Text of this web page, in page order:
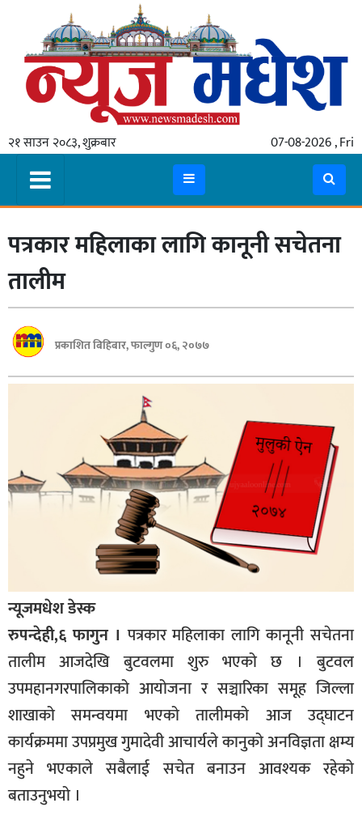
२१ साउन २०८३, शुक्रबार 07-08-2026 , Fri
गृहपृष्ठ
स्थानीय
प्रदेश
मधेश
प्रदेश
लुम्बिनी
गण्डकी
बागमती
मधेश
विशेष
राष्ट्रिय
अन्तराष्ट्रिय
अर्थ
खेलकुद
मनोरञ्जन
फोटो
पत्रकार महिलाका लागि कानूनी सचेतना
तालीम
प्रकाशित बिहिबार, फाल्गुण ०६, २०७७
न्यूजमधेश डेस्क
रुपन्देही,६ फागुन । पत्रकार महिलाका लागि कानूनी सचेतना
तालीम आजदेखि बुटवलमा शुरु भएको छ । बुटवल
उपमहानगरपालिकाको आयोजना र सञ्चारिका समूह जिल्ला
शाखाको समन्वयमा भएको तालीमको आज उद्घाटन
कार्यक्रममा उपप्रमुख गुमादेवी आचार्यले कानुको अनविज्ञता क्षम्य
नहुने भएकाले सबैलाई सचेत बनाउन आवश्यक रहेको
बताउनुभयो ।